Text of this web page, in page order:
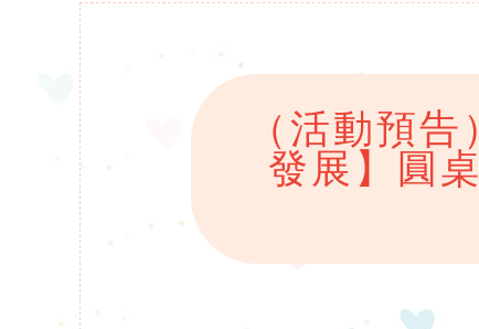
（活動預
發展】圓